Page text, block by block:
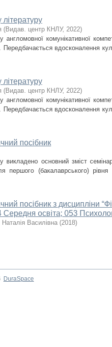
літературу
(Видав. центр КНЛУ, 2022)
комунікативної
вдосконалення
літературу
(Видав. центр КНЛУ, 2022)
комунікативної
вдосконалення
посібник
викладено основний зміст
першого (бакалаврського)
посібник з дисципліни
Середня освіта; 053
Василівна (2018)
DuraSpace